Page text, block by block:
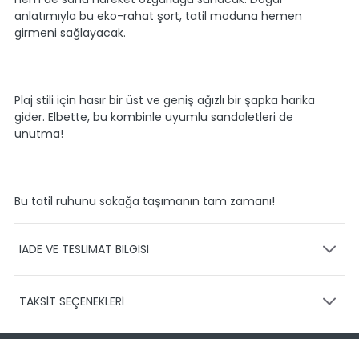
anlatımıyla bu eko-rahat şort, tatil moduna hemen
girmeni sağlayacak.
Plaj stili için hasır bir üst ve geniş ağızlı bir şapka harika
gider. Elbette, bu kombinle uyumlu sandaletleri de
unutma!
Bu tatil ruhunu sokağa taşımanın tam zamanı!
İADE VE TESLİMAT BİLGİSİ
Ürünlerinizin gönderimini anlaşmalı olduğumuz PTT,
TAKSİT SEÇENEKLERİ